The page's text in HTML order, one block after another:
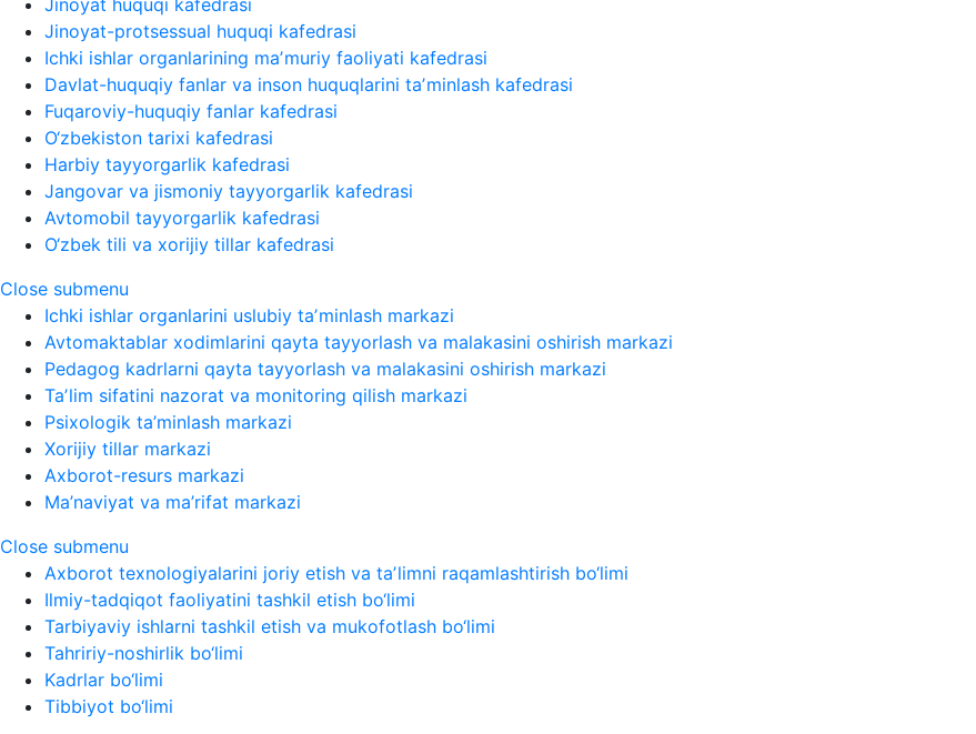
Jinoyat huquqi kafedrasi
Jinoyat-protsessual huquqi kafedrasi
Ichki ishlar organlarining maʼmuriy faoliyati kafedrasi
Davlat-huquqiy fanlar va inson huquqlarini taʼminlash kafedrasi
Fuqaroviy-huquqiy fanlar kafedrasi
O‘zbekiston tarixi kafedrasi
Harbiy tayyorgarlik kafedrasi
Jangovar va jismoniy tayyorgarlik kafedrasi
Avtomobil tayyorgarlik kafedrasi
O‘zbek tili va xorijiy tillar kafedrasi
Close submenu
Ichki ishlar organlarini uslubiy taʼminlash markazi
Avtomaktablar xodimlarini qayta tayyorlash va malakasini oshirish markazi
Pedagog kadrlarni qayta tayyorlash va malakasini oshirish markazi
Taʼlim sifatini nazorat va monitoring qilish markazi
Psixologik ta’minlash markazi
Xorijiy tillar markazi
Axborot-resurs markazi
Ma’naviyat va ma’rifat markazi
Close submenu
Axborot texnologiyalarini joriy etish va taʼlimni raqamlashtirish bo‘limi
Ilmiy-tadqiqot faoliyatini tashkil etish bo‘limi
Tarbiyaviy ishlarni tashkil etish va mukofotlash bo‘limi
Tahririy-noshirlik bo‘limi
Kadrlar bo‘limi
Tibbiyot bo‘limi